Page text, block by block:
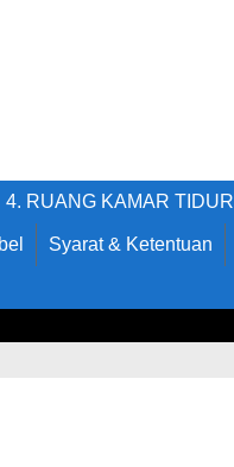
4. RUANG KAMAR TIDUR
Syarat & Ketentuan